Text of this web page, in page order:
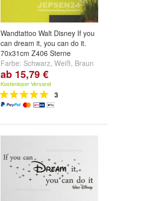
Wandtattoo Walt Disney If you
can dream it, you can do it.
70x31cm Z406 Sterne
Farbe: Schwarz, Weiß, Braun
und weitere ...
ab 15,79 €
Kostenloser Versand
3